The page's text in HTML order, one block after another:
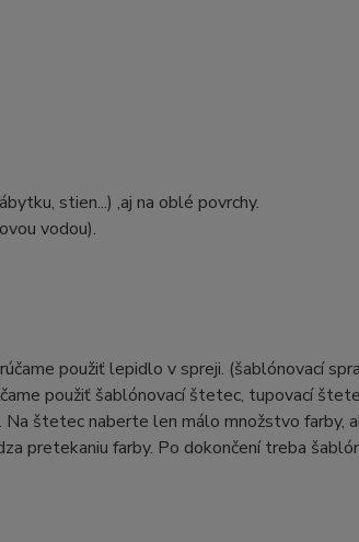
stien...) ,aj na oblé povrchy.
vodou).
použiť lepidlo v spreji. (šablónovací
použiť šablónovací štetec, tupovací
štetec naberte len málo množstvo farby,
pretekaniu farby. Po dokončení treba